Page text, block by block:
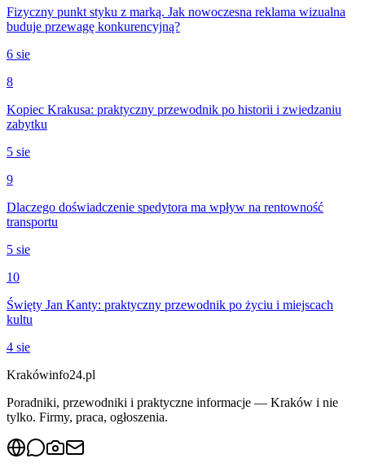
Fizyczny punkt styku z marką. Jak nowoczesna reklama wizualna
buduje przewagę konkurencyjną?
6 sie
8
Kopiec Krakusa: praktyczny przewodnik po historii i zwiedzaniu
zabytku
5 sie
9
Dlaczego doświadczenie spedytora ma wpływ na rentowność
transportu
5 sie
10
Święty Jan Kanty: praktyczny przewodnik po życiu i miejscach
kultu
4 sie
Krakówinfo24.pl
Poradniki, przewodniki i praktyczne informacje — Kraków i nie
tylko. Firmy, praca, ogłoszenia.